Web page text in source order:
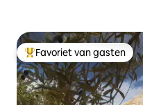
Topfavoriet van gasten
Favoriet van gasten